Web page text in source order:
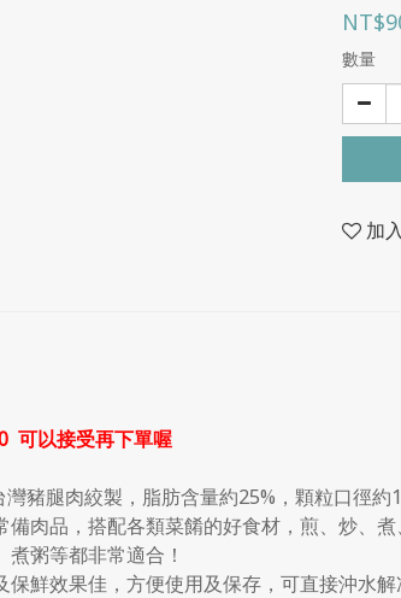
數量
加
可以接受再下單喔
灣豬腿肉絞製，脂肪含量約25%，顆粒口徑
備肉品，搭配各類菜餚的好食材，煎、炒、
粥等都非常適合！
鮮效果佳，方便使用及保存，可直接沖水解